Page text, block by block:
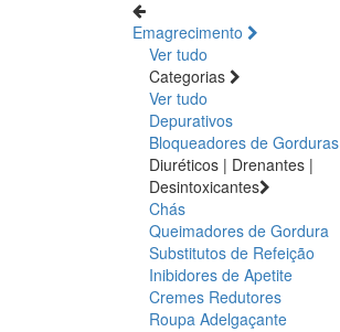
Emagrecimento
Ver tudo
Categorias
Ver tudo
Depurativos
Bloqueadores de Gorduras
Diuréticos | Drenantes |
Desintoxicantes
Chás
Queimadores de Gordura
Substitutos de Refeição
Inibidores de Apetite
Cremes Redutores
Roupa Adelgaçante